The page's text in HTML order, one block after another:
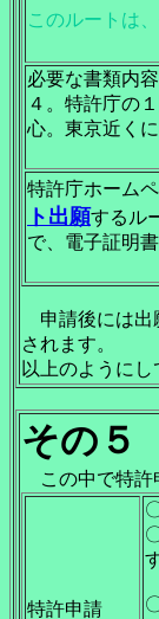
このルートは
必要な書類内
４。特許庁の
心。東京近く
特許庁ホーム
ト出願するル
で、電子証明
申請後には出
されます。
以上のように
その５
この中で特許
特許申請